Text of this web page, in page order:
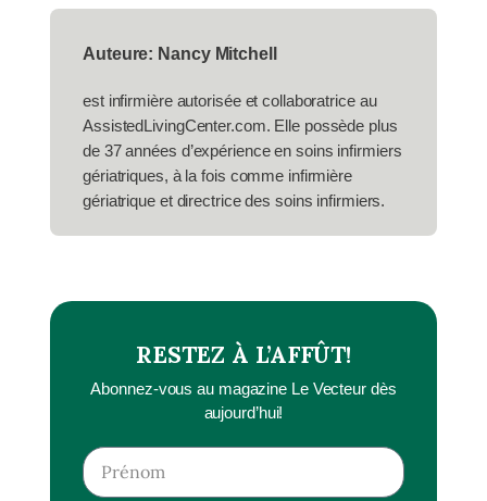
RESTEZ À L’AFFÛT!
Abonnez-vous au magazine Le Vecteur dès
aujourd’hui!
Auteure: Nancy Mitchell
est infirmière autorisée et collaboratrice au
AssistedLivingCenter.com. Elle possède plus
de 37 années d’expérience en soins infirmiers
gériatriques, à la fois comme infirmière
gériatrique et directrice des soins infirmiers.